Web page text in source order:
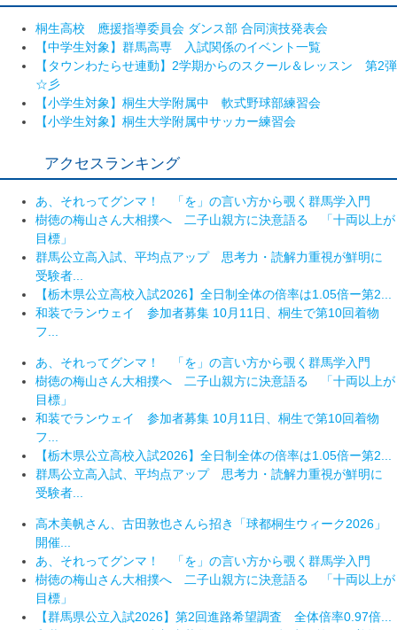
桐生高校 應援指導委員会 ダンス部 合同演技発表会
【中学生対象】群馬高専 入試関係のイベント一覧
【タウンわたらせ連動】2学期からのスクール＆レッスン 第2弾
☆彡
【小学生対象】桐生大学附属中 軟式野球部練習会
【小学生対象】桐生大学附属中サッカー練習会
アクセスランキング
あ、それってグンマ！ 「を」の言い方から覗く群馬学入門
樹徳の梅山さん大相撲へ 二子山親方に決意語る 「十両以上が
目標」
群馬公立高入試、平均点アップ 思考力・読解力重視が鮮明に
受験者...
【栃木県公立高校入試2026】全日制全体の倍率は1.05倍ー第2...
和装でランウェイ 参加者募集 10月11日、桐生で第10回着物
フ...
あ、それってグンマ！ 「を」の言い方から覗く群馬学入門
樹徳の梅山さん大相撲へ 二子山親方に決意語る 「十両以上が
目標」
和装でランウェイ 参加者募集 10月11日、桐生で第10回着物
フ...
【栃木県公立高校入試2026】全日制全体の倍率は1.05倍ー第2...
群馬公立高入試、平均点アップ 思考力・読解力重視が鮮明に
受験者...
高木美帆さん、古田敦也さんら招き「球都桐生ウィーク2026」
開催...
あ、それってグンマ！ 「を」の言い方から覗く群馬学入門
樹徳の梅山さん大相撲へ 二子山親方に決意語る 「十両以上が
目標」
【群馬県公立入試2026】第2回進路希望調査 全体倍率0.97倍...